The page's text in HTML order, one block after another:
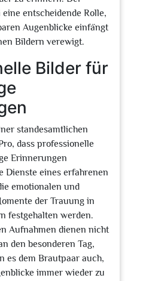
entscheidende Rolle,
Augenblicke einfängt
Bildern verewigt.
Bilder für
standesamtlichen
dass professionelle
Erinnerungen
Dienste eines erfahrenen
emotionalen und
der Trauung in
festgehalten werden.
Aufnahmen dienen nicht
den besonderen Tag,
es dem Brautpaar auch,
immer wieder zu